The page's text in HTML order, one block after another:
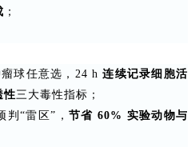
；
球任意选，24 h连续记录细胞活
性三大毒性指标；
“雷区”， 节省 60% 实验动物与